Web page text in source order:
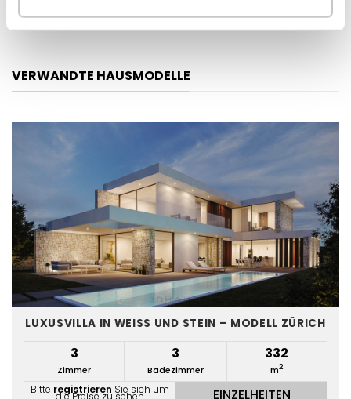
VERWANDTE HAUSMODELLE
LUXUSVILLA IN WEISS UND STEIN – MODELL ZÜRICH
3
Zimmer
3
Badezimmer
332
m2
Bitte registrieren Sie sich um
die Preise zu sehen EINZELHEITEN